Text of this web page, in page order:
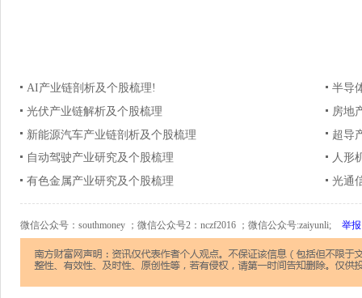
AI产业链剖析及个股梳理!
半导
光伏产业链解析及个股梳理
房地
新能源汽车产业链剖析及个股梳理
超导
自动驾驶产业研究及个股梳理
人形
有色金属产业研究及个股梳理
光通
微信公众号：southmoney ；微信公众号2：nczf2016 ；微信公众号:zaiyunli; 举报